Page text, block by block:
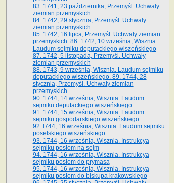
83. 1741, 23 października, Przemyśl. Uchwały
ziemian przemyskich
84. 1742, 29 stycznia, Przemyśl. Uchwały
ziemian przemyskich
85. 1742, 16 lipca, Przemyśl. Uchwały ziemian
przemyskich. 86. 1742, 10 września, Wisznia.
Laudum sejmiku deputackiego wiszeńskiego
87. 1742, 5 listopada, Przemyśl. Uchwały
ziemian przemyskich
88. 1743, 9 września, Wisznia. Laudum sejmiku
deputackiego wiszeńskiego. 89. 1744, 28
stycznia, Przemyśl. Uchwały ziemian
przemyskich
90. 1744, 14 września, Wisznia. Laudum
sejmiku deputackiego wiszeńskiego
91. 1744, 15 września, Wisznia. Laudum
sejmiku gospodarskiego wiszeńskiego
92. l744, 16 września, Wisznia. Laudum sejmiku
poselskiego wiszeńskiego
93. 1744, 16 września, Wisznia. Instrukcya
sejmiku posłom na sejm
94. 1744, 16 września, Wisznia. Instrukcya
sejmiku posłom do prymasa
95. 1744, 16 września, Wisznia. Instrukcya
sejmiku posłom do biskupa krakowskiego